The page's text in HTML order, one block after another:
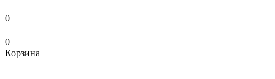
0
0
Корзина